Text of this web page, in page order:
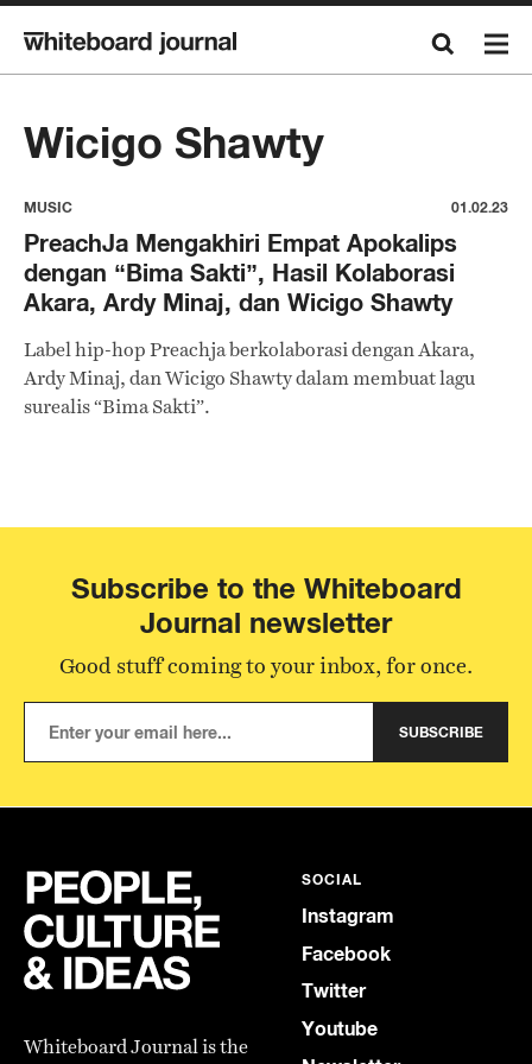
Wicigo Shawty
MUSIC 01.02.23
PreachJa Mengakhiri Empat Apokalips
dengan “Bima Sakti”, Hasil Kolaborasi
Akara, Ardy Minaj, dan Wicigo Shawty
Label hip-hop Preachja berkolaborasi dengan Akara,
Ardy Minaj, dan Wicigo Shawty dalam membuat lagu
surealis “Bima Sakti”.
Subscribe to the Whiteboard
Journal newsletter
Good stuff coming to your inbox, for once.
SUBSCRIBE
Whiteboard Journal is the
SOCIAL
Instagram
Facebook
Twitter
Youtube